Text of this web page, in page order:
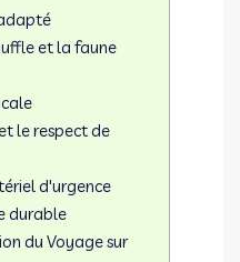
et la faune
le respect de
d'urgence
durable
du Voyage sur